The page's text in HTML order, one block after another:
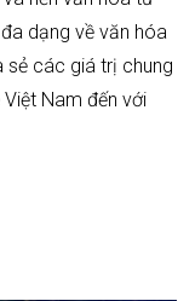
dạng về văn hóa
sẻ các giá trị chung
Nam đến với